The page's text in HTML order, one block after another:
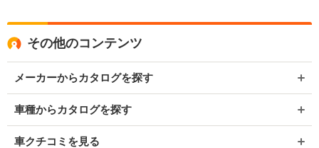
その他のコンテンツ
メーカーからカタログを探す
車種からカタログを探す
車クチコミを見る